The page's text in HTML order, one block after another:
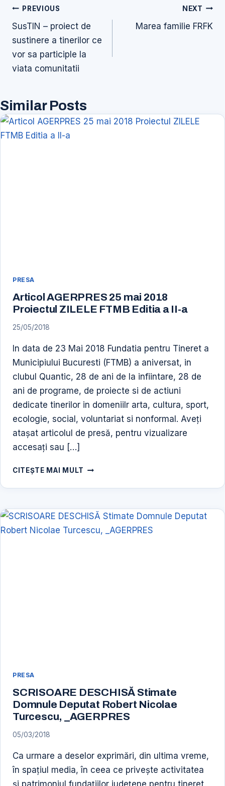
Navigare
în
articole
PREVIOUS
SusTIN – proiect de
sustinere a tinerilor ce
vor sa participle la
viata comunitatii
NEXT
Marea familie FRFK
Similar Posts
PRESA
Articol AGERPRES 25 mai 2018
Proiectul ZILELE FTMB Editia a II-a
25/05/2018
In data de 23 Mai 2018 Fundatia pentru Tineret a
Municipiului Bucuresti (FTMB) a aniversat, in
clubul Quantic, 28 de ani de la infiintare, 28 de
ani de programe, de proiecte si de actiuni
dedicate tinerilor in domeniilr arta, cultura, sport,
ecologie, social, voluntariat si nonformal. Aveți
atașat articolul de presă, pentru vizualizare
accesați sau […]
CITEȘTE MAI MULT ARTICOL
25
2018
PROIECTUL
ZILELE
PRESA
SCRISOARE DESCHISĂ Stimate
Domnule Deputat Robert Nicolae
Turcescu, _AGERPRES
05/03/2018
Ca urmare a deselor exprimări, din ultima vreme,
în spaţiul media, în ceea ce priveşte activitatea